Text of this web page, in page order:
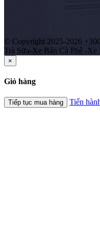
© Copyright 2025-2026
Trà Sữa-Xe Bán Cà Phê -
×
Giỏ hàng
Tiếp tục mua hàng Tiến